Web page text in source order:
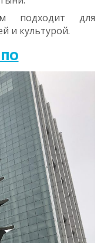
подходит для
и культурой.